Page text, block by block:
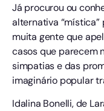
Já procurou ou
alternativa “mística”
muita gente que
casos que parecem
simpatias e das
imaginário popular
Idalina Bonelli, de